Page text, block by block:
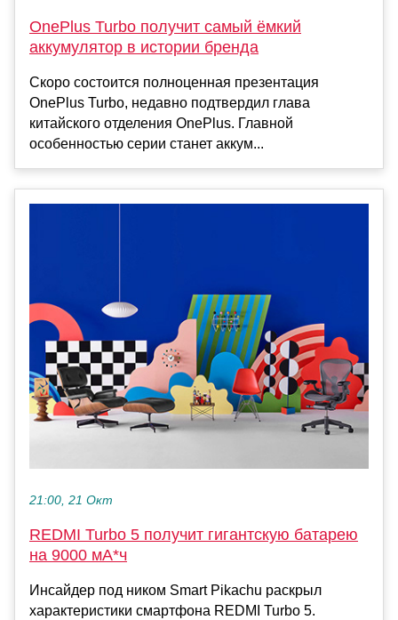
OnePlus Turbo получит самый ёмкий
аккумулятор в истории бренда
Скоро состоится полноценная презентация
OnePlus Turbo, недавно подтвердил глава
китайского отделения OnePlus. Главной
особенностью серии станет аккум...
21:00, 21 Окт
REDMI Turbo 5 получит гигантскую батарею
на 9000 мА*ч
Инсайдер под ником Smart Pikachu раскрыл
характеристики смартфона REDMI Turbo 5.